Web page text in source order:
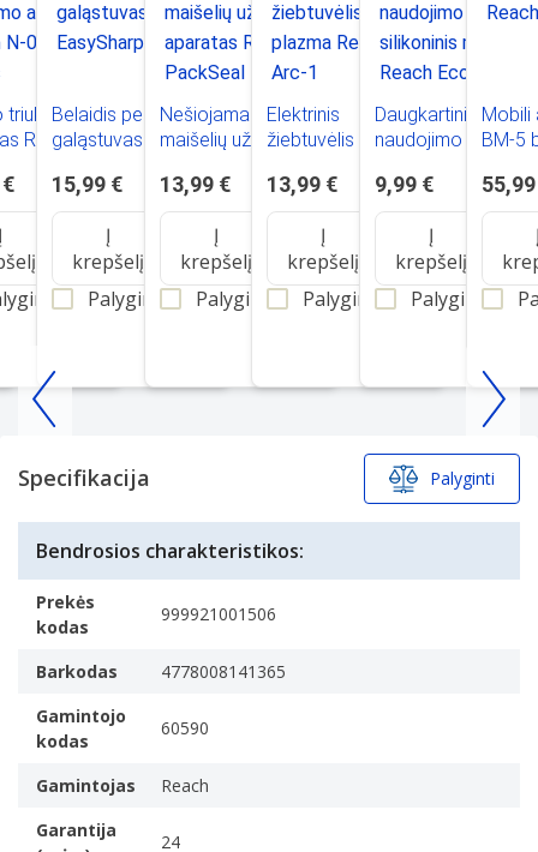
triukšmo
Reach N-
Belaidis peilių
galąstuvas Reach
15,99 €
Į
krepšelį
Palyginti
Nešiojamas
maišelių užlydimo
PackSeal
13,99 €
Į
krepšelį
Palyginti
Elektrinis
žiebtuvėlis su
1
13,99 €
Į
krepšelį
Palyginti
Daugkartinio
naudojimo
Reach Eco
9,99 €
Į
krepšelį
Palyginti
Mobili
BM-5
Item
Specifikacija Palyginti
Bendrosios charakteristikos:
Prekės
kodas
999921001506
Barkodas
4778008141365
Gamintojo
kodas
60590
Gamintojas
Reach
Garantija
24